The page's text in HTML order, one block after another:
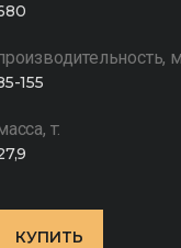
155
т:
КУПИТЬ